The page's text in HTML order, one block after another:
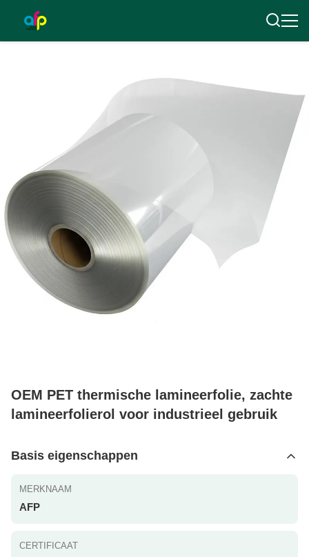
OEM PET thermische lamineerfolie, zachte
lamineerfolierol voor industrieel gebruik
Basis eigenschappen
MERKNAAM
AFP
CERTIFICAAT